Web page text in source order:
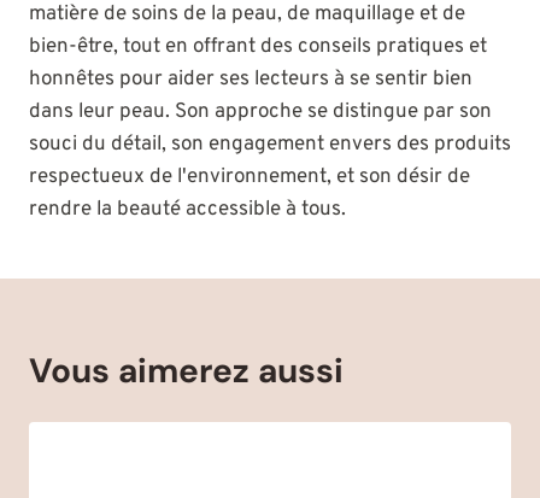
matière de soins de la peau, de maquillage et de
bien-être, tout en offrant des conseils pratiques et
honnêtes pour aider ses lecteurs à se sentir bien
dans leur peau. Son approche se distingue par son
souci du détail, son engagement envers des produits
respectueux de l'environnement, et son désir de
rendre la beauté accessible à tous.
Vous aimerez aussi